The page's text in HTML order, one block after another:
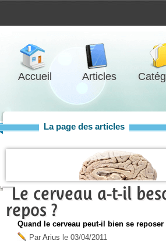
Accueil Articles
La page des articles
Le cerveau a-t-il
repos ?
Quand le cerveau peut-il bien se
Par Arius le 03/04/2011